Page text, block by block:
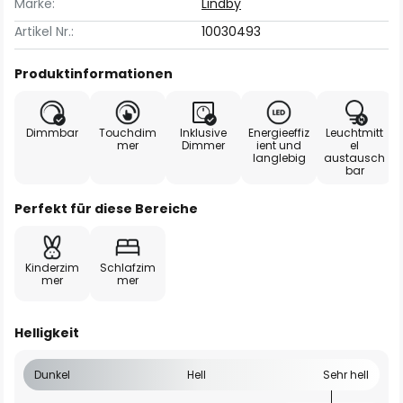
Marke:
Lindby
Artikel Nr.:
10030493
Produktinformationen
Dimmbar
Touchdim
mer
Inklusive
Dimmer
Energieeffiz
ient und
langlebig
Leuchtmitt
el
austausch
bar
Perfekt für diese Bereiche
Kinderzim
mer
Schlafzim
mer
Helligkeit
Dunkel Hell Sehr hell